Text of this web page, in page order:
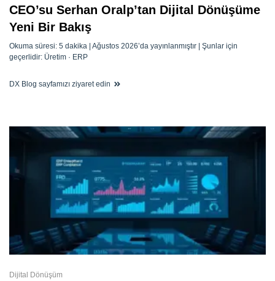
CEO’su Serhan Oralp’tan Dijital Dönüşüme
Yeni Bir Bakış
Okuma süresi: 5 dakika | Ağustos 2026’da yayınlanmıştır | Şunlar için
geçerlidir: Üretim · ERP
DX Blog sayfamızı ziyaret edin
Dijital Dönüşüm